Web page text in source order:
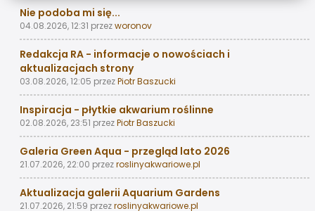
Nie podoba mi się...
04.08.2026, 12:31 przezworonov
Redakcja RA - informacje o nowościach i
aktualizacjach strony
03.08.2026, 12:05 przezPiotr Baszucki
Inspiracja - płytkie akwarium roślinne
02.08.2026, 23:51 przezPiotr Baszucki
Galeria Green Aqua - przegląd lato 2026
21.07.2026, 22:00 przezroslinyakwariowe.pl
Aktualizacja galerii Aquarium Gardens
21.07.2026, 21:59 przezroslinyakwariowe.pl